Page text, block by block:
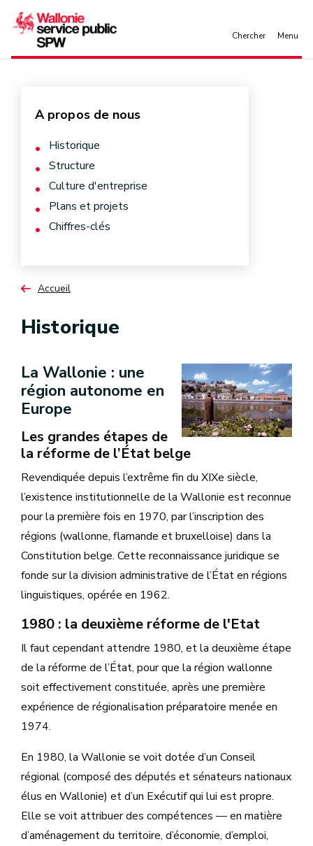
Aller au contenu principal
A propos de nous
Historique
Structure
Culture d'entreprise
Plans et projets
Chiffres-clés
Accueil
Historique
La Wallonie : une
région autonome en
Europe
Les grandes étapes de
la réforme de l’État belge
Revendiquée depuis l’extrême fin du XIXe siècle,
l’existence institutionnelle de la Wallonie est reconnue
pour la première fois en 1970, par l’inscription des
régions (wallonne, flamande et bruxelloise) dans la
Constitution belge. Cette reconnaissance juridique se
fonde sur la division administrative de l’État en régions
linguistiques, opérée en 1962.
1980 : la deuxième réforme de l'Etat
Il faut cependant attendre 1980, et la deuxième étape
de la réforme de l’État, pour que la région wallonne
soit effectivement constituée, après une première
expérience de régionalisation préparatoire menée en
1974.
En 1980, la Wallonie se voit dotée d’un Conseil
régional (composé des députés et sénateurs nationaux
élus en Wallonie) et d’un Exécutif qui lui est propre.
Elle se voit attribuer des compétences — en matière
d’aménagement du territoire, d’économie, d’emploi,